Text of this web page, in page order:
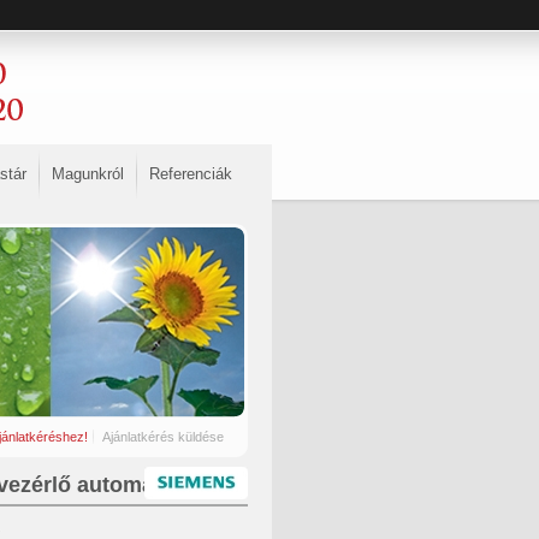
Magunkról Referenciák
Ajánlatkérés küldése
automatika